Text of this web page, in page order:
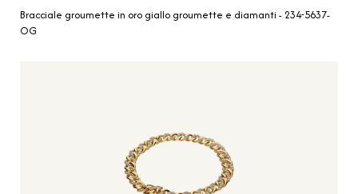
Bracciale groumette in oro giallo groumette e diamanti - 234-5637-
OG